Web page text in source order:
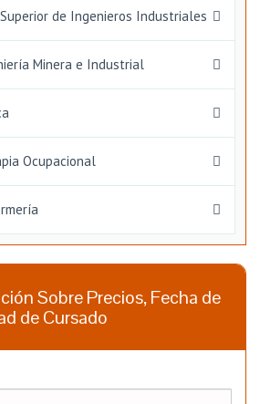
de Ingenieros Industriales
Minera e Industrial
Ocupacional
Sobre Precios, Fecha de
de Cursado